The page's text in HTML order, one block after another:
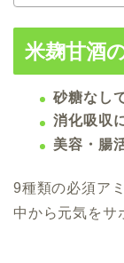
米麹甘酒
砂糖なし
消化吸収
美容・腸
9種類の必須ア
中から元気をサ